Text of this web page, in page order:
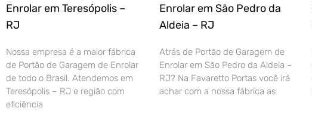
Enrolar em Teresópolis –
RJ
Nossa empresa é a maior fábrica
de Portão de Garagem de Enrolar
de todo o Brasil. Atendemos em
Teresópolis – RJ e região com
eficiência
Enrolar em São Pedro da
Aldeia – RJ
Atrás de Portão de Garagem de
Enrolar em São Pedro da Aldeia –
RJ? Na Favaretto Portas você irá
achar com a nossa fábrica as